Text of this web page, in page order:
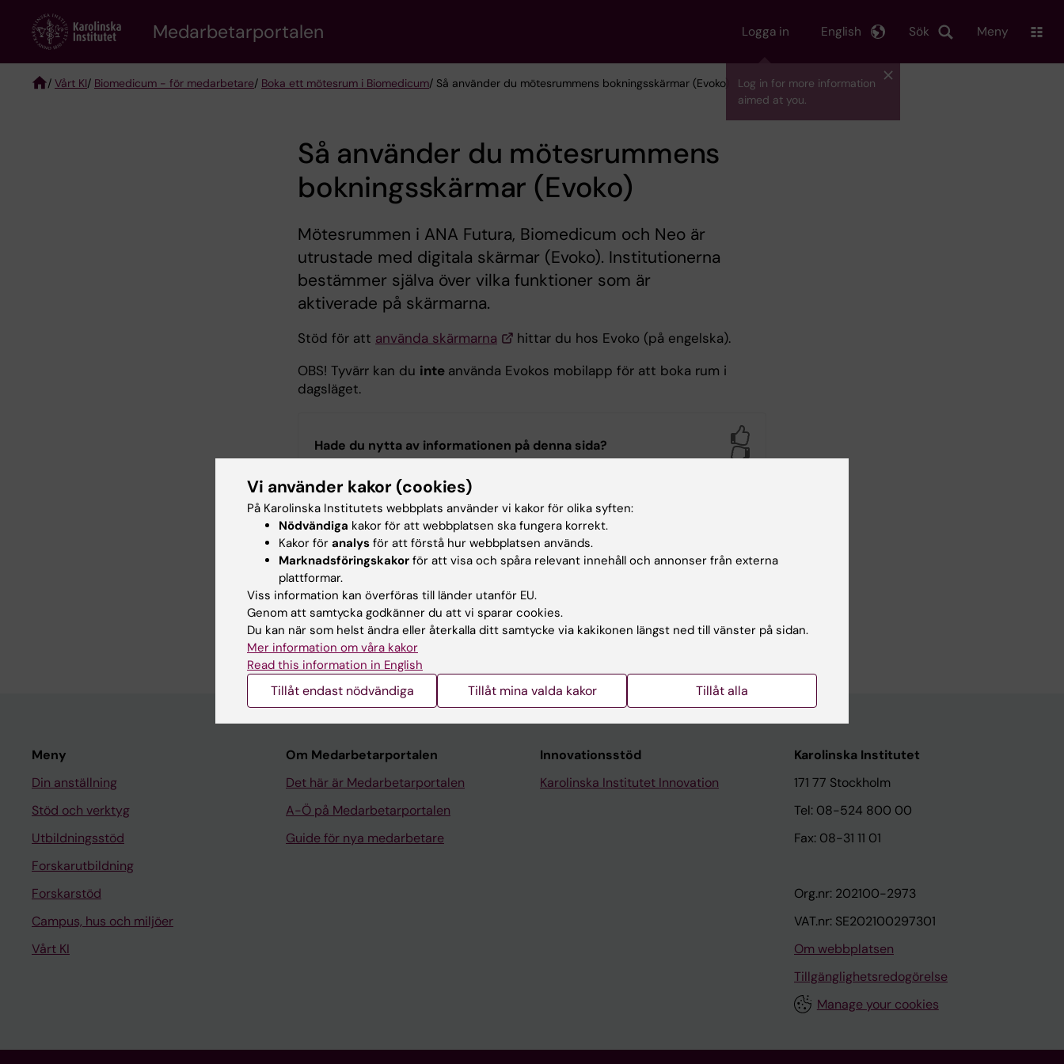
content
Medarbetarportalen Logga in
Log in for more information
aimed at you.
Sök
English Meny
/ Vårt KI/ Biomedicum - för medarbetare/ Boka ett mötesrum i Biomedicum/ Så använder du mötesrummens bokningsskärmar (Evoko)
Så använder du mötesrummens
bokningsskärmar (Evoko)
Mötesrummen i ANA Futura, Biomedicum och Neo är
utrustade med digitala skärmar (Evoko). Institutionerna
bestämmer själva över vilka funktioner som är
aktiverade på skärmarna.
Stöd för att använda skärmarna
hittar du hos Evoko (på engelska).
OBS! Tyvärr kan du inte använda Evokos mobilapp för att boka rum i
dagsläget.
Hade du nytta av informationen på denna sida?
No
Innehållsgranskare:
Stellan Crusoe
Sidan uppdaterad:2026-01-19
Dela
Meny
Din anställning
Stöd och verktyg
Utbildningsstöd
Forskarutbildning
Forskarstöd
Campus, hus och miljöer
Vårt KI
Om Medarbetarportalen
Det här är Medarbetarportalen
A-Ö på Medarbetarportalen
Guide för nya medarbetare
Innovationsstöd
Karolinska Institutet Innovation
Karolinska Institutet
171 77 Stockholm
Tel: 08-524 800 00
Fax: 08-31 11 01
Org.nr: 202100-2973
VAT.nr: SE202100297301
Om webbplatsen
Tillgänglighetsredogörelse
Manage your cookies
Vi använder kakor (cookies)
På Karolinska Institutets webbplats använder vi kakor för olika syften:
Nödvändiga kakor för att webbplatsen ska fungera korrekt.
Kakor för analys för att förstå hur webbplatsen används.
Marknadsföringskakor för att visa och spåra relevant innehåll och annonser från externa
plattformar.
Viss information kan överföras till länder utanför EU.
Genom att samtycka godkänner du att vi sparar cookies.
Du kan när som helst ändra eller återkalla ditt samtycke via kakikonen längst ned till vänster på sidan.
Mer information om våra kakor
Read this information in English
Tillåt endast nödvändiga Tillåt mina valda kakor Tillåt alla